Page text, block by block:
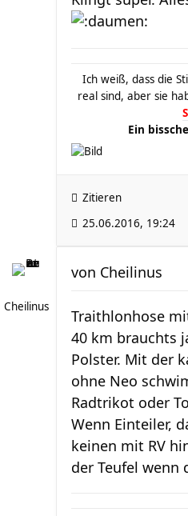
Ich weiß, dass die
real sind, aber sie
Ein
Zitieren
25.06.2016, 19:24
Cheilinus
von Cheilinus
Traithlonhose
40 km brauchts
Polster. Mit der
ohne Neo
Radtrikot oder
Wenn Einteiler,
keinen mit RV
der Teufel wenn